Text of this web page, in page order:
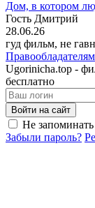
Дом, в котором
Гость Дмитрий
28.06.26
гуд фильм, не
Правообладателям
Ugorinicha.top -
бесплатно
Войти на сайт
Не
Забыли пароль?